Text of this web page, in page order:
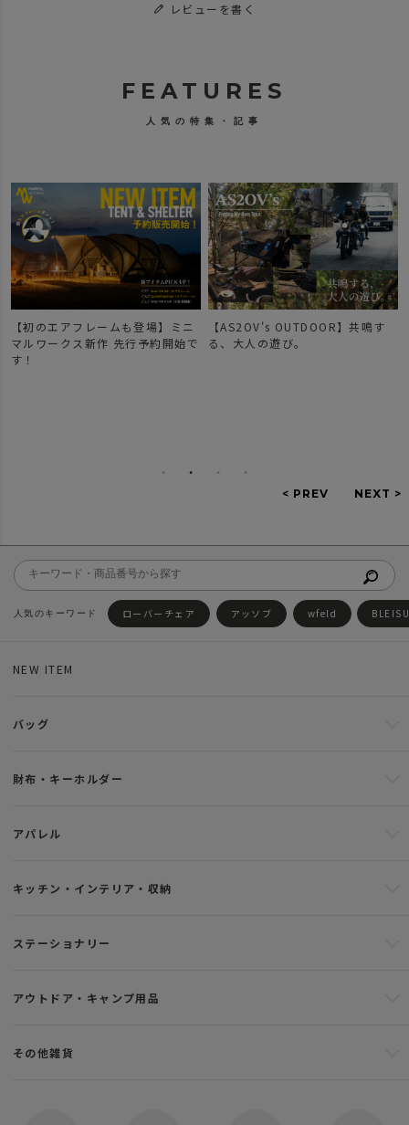
レビューを書く
FEATURES
人気の特集・記事
【初のエアフレームも登場】ミニ
マルワークス新作 先行予約開始で
す！
【AS2OV's OUTDOOR】共鳴す
る、大人の遊び。
ローバーチェア アッソブ wfeld
NEW ITEM
バッグ
財布・キーホルダー
アパレル
キッチン・インテリア・収納
ステーショナリー
アウトドア・キャンプ用品
その他雑貨